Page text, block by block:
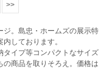
>>
ジ。島忠・ホームズの展示特
しております。
タイプ等コンパクトなサイズ
商品を取りそろえ。価格は